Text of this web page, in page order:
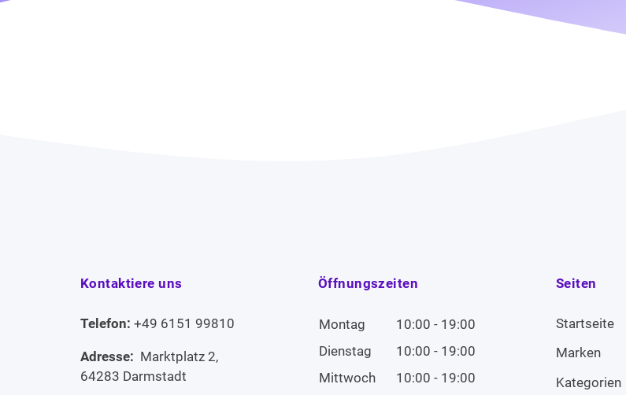
Kontaktiere uns
Telefon: +49 6151 99810
Adresse: Marktplatz 2,
64283 Darmstadt
Öffnungszeiten
Montag
10:00 - 19:00
Dienstag
10:00 - 19:00
Mittwoch
10:00 - 19:00
Seiten
Startseite
Marken
Kategorien